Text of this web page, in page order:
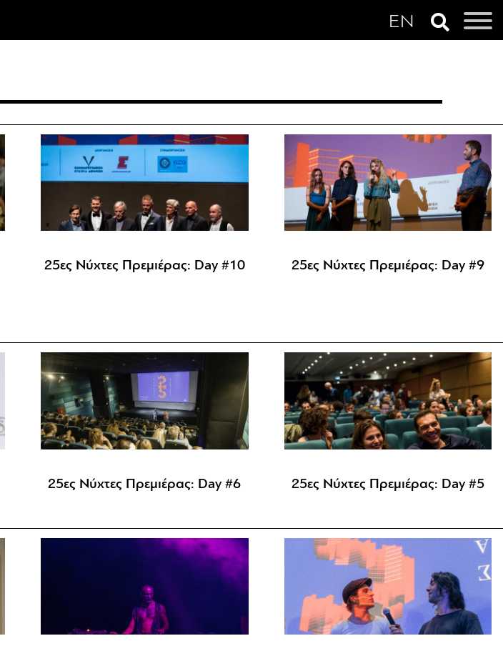
25ες Νύχτες Πρεμιέρας: Day #10 25ες Νύχτες Πρεμιέρας: Day #9
25ες Νύχτες Πρεμιέρας: Day #6 25ες Νύχτες Πρεμιέρας: Day #5